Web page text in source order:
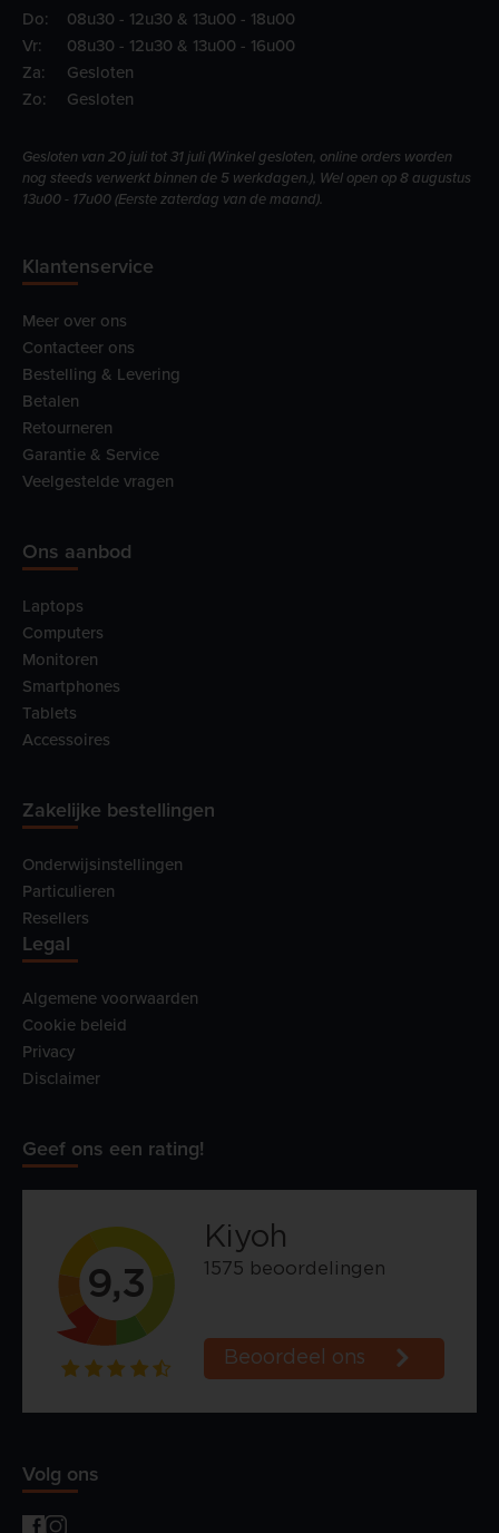
Do:
08u30 - 12u30 & 13u00 - 18u00
Vr:
08u30 - 12u30 & 13u00 - 16u00
Za:
Gesloten
Zo:
Gesloten
Gesloten van 20 juli tot 31 juli (Winkel gesloten, online orders worden
nog steeds verwerkt binnen de 5 werkdagen.), Wel open op 8 augustus
13u00 - 17u00 (Eerste zaterdag van de maand).
Klantenservice
Meer over ons
Contacteer ons
Bestelling & Levering
Betalen
Retourneren
Garantie & Service
Veelgestelde vragen
Ons aanbod
Laptops
Computers
Monitoren
Smartphones
Tablets
Accessoires
Zakelijke bestellingen
Onderwijsinstellingen
Particulieren
Resellers
Legal
Algemene voorwaarden
Cookie beleid
Privacy
Disclaimer
Geef ons een rating!
Volg ons